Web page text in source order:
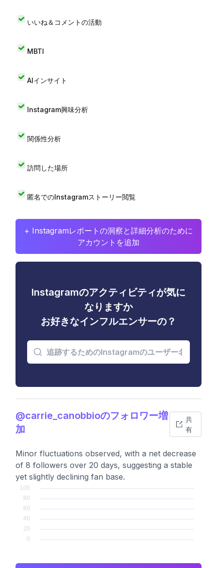
いいね＆コメントの活動
MBTI
AIインサイト
Instagram興味分析
関係性分析
訪問した場所
匿名でのInstagramストーリー閲覧
+ Instagramレポートの洞察と詳細分析のために
アカウントを追加
Instagramのアクティビティが気に
なりますか
お好きなインフルエンサーの？
@carrie_canobbioのフォロワー増
加
共
有
Minor fluctuations observed, with a net decrease
of 8 followers over 20 days, suggesting a stable
yet slightly declining fan base.